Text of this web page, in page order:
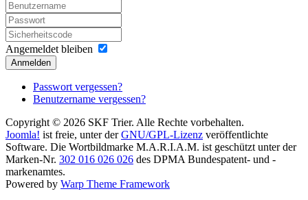
Angemeldet bleiben
Anmelden
Passwort vergessen?
Benutzername vergessen?
Copyright © 2026 SKF Trier. Alle Rechte vorbehalten.
Joomla! ist freie, unter derGNU/GPL-Lizenz veröffentlichte
Software. Die Wortbildmarke M.A.R.I.A.M. ist geschützt unter der
Marken-Nr. 302 016 026 026 des DPMA Bundespatent- und -
markenamtes.
Powered by Warp Theme Framework